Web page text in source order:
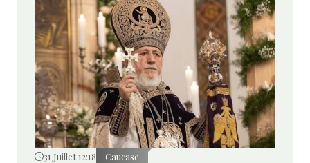
31 Juillet 12:18 Caucase